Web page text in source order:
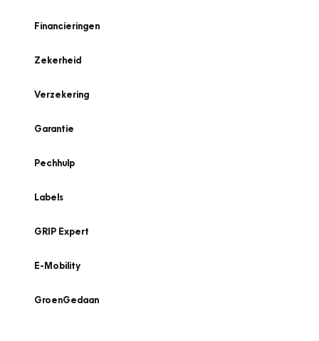
Financieringen
Zekerheid
Verzekering
Garantie
Pechhulp
Labels
GRIP Expert
E-Mobility
GroenGedaan